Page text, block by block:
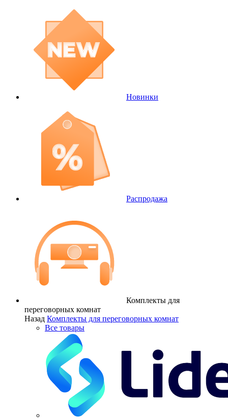
Новинки
Распродажа
Комплекты для
переговорных комнат
Назад Комплекты для переговорных комнат
Все товары